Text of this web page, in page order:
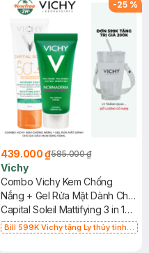
-25 %
439.000 ₫585.000 ₫
Vichy
Combo Vichy Kem Chống
Nắng + Gel Rửa Mặt Dành Cho
Da Dầu Mụn 50ml+50ml
Capital Soleil Mattifying 3 in 1
SPF50+ & Normaderm
Phytosolution Intensive
Bill 599K Vichy tặng Ly thủy tinh